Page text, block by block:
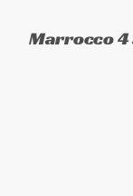
Marrocco 4